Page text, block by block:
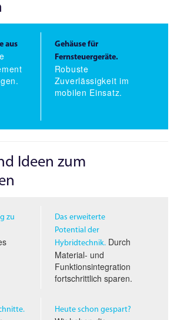
aus
Gehäuse für
Fernsteuergeräte.
Robuste
Zuverlässigkeit im
mobilen Einsatz.
Ideen zum
zu
Das erweiterte
Potential der
Hybridtechnik.Durch
Material- und
Funktionsintegration
fortschrittlich sparen.
Heute schon gespart?